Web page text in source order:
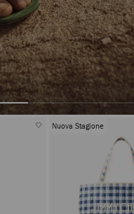
Nuova Stagione